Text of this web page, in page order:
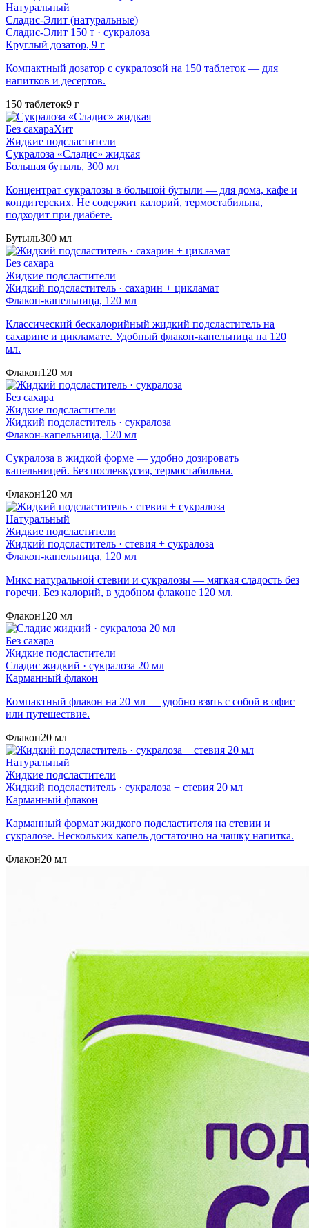
Натуральный
Сладис-Элит (натуральные)
Сладис-Элит 150 т · сукралоза
Круглый дозатор, 9 г
Компактный дозатор с сукралозой на 150 таблеток — для
напитков и десертов.
150 таблеток9 г
Без сахараХит
Жидкие подсластители
Сукралоза «Сладис» жидкая
Большая бутыль, 300 мл
Концентрат сукралозы в большой бутыли — для дома, кафе и
кондитерских. Не содержит калорий, термостабильна,
подходит при диабете.
Бутыль300 мл
Без сахара
Жидкие подсластители
Жидкий подсластитель · сахарин + цикламат
Флакон-капельница, 120 мл
Классический бескалорийный жидкий подсластитель на
сахарине и цикламате. Удобный флакон-капельница на 120
мл.
Флакон120 мл
Без сахара
Жидкие подсластители
Жидкий подсластитель · сукралоза
Флакон-капельница, 120 мл
Сукралоза в жидкой форме — удобно дозировать
капельницей. Без послевкусия, термостабильна.
Флакон120 мл
Натуральный
Жидкие подсластители
Жидкий подсластитель · стевия + сукралоза
Флакон-капельница, 120 мл
Микс натуральной стевии и сукралозы — мягкая сладость без
горечи. Без калорий, в удобном флаконе 120 мл.
Флакон120 мл
Без сахара
Жидкие подсластители
Сладис жидкий · сукралоза 20 мл
Карманный флакон
Компактный флакон на 20 мл — удобно взять с собой в офис
или путешествие.
Флакон20 мл
Натуральный
Жидкие подсластители
Жидкий подсластитель · сукралоза + стевия 20 мл
Карманный флакон
Карманный формат жидкого подсластителя на стевии и
сукралозе. Нескольких капель достаточно на чашку напитка.
Флакон20 мл